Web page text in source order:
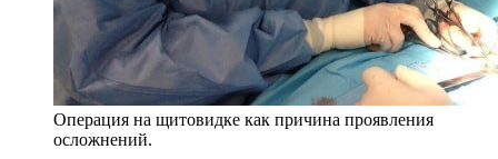
Операция на щитовидке как причина проявления
осложнений.